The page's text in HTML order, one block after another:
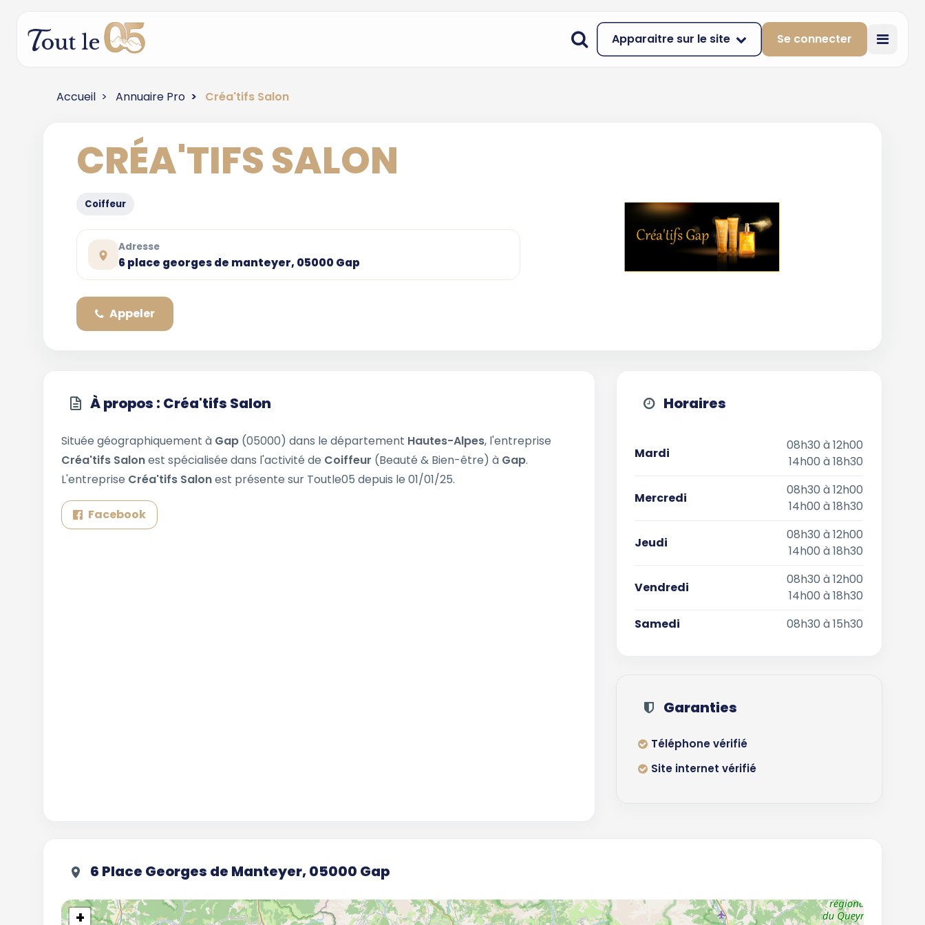
Apparaitre sur le site Se connecter
Accueil Annuaire Pro Créa'tifs Salon
CRÉA'TIFS SALON
Coiffeur
Adresse
6 place georges de manteyer, 05000 Gap
Appeler
À propos : Créa'tifs Salon
Située géographiquement à Gap (05000) dans le département Hautes-Alpes, l'entreprise
Créa'tifs Salonest spécialisée dans l'activité de Coiffeur (Beauté & Bien-être) à Gap.
L'entreprise Créa'tifs Salonest présente sur Toutle05 depuis le 01/01/25.
Facebook
Horaires
Mardi
08h30 à 12h00
14h00 à 18h30
Mercredi
08h30 à 12h00
14h00 à 18h30
Jeudi
08h30 à 12h00
14h00 à 18h30
Vendredi
08h30 à 12h00
14h00 à 18h30
Samedi
08h30 à 15h30
Garanties
Téléphone vérifié
Site internet vérifié
6 Place Georges de Manteyer, 05000 Gap
+